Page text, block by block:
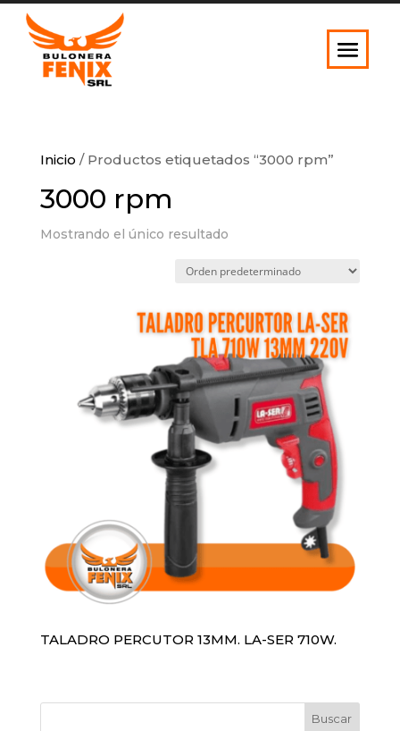
Inicio / Productos etiquetados “3000 rpm”
3000 rpm
Mostrando el único resultado
TALADRO PERCUTOR 13MM. LA-SER 710W.